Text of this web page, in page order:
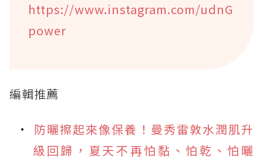
https://www.instagram.com/udnG
power
編輯推薦
防曬擦起來像保養！曼秀雷敦水潤肌升
級回歸，夏天不再怕黏、怕乾、怕曬